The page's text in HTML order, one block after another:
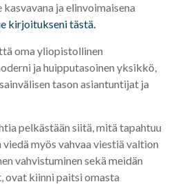
ja elinvoimaisena
kirjoitukseni tästä.
oma yliopistollinen
ja huipputasoinen yksikkö,
tason asiantuntijat ja
pelkästään siitä, mitä tapahtuu
viedä myös vahvaa viestiä valtion
vahvistuminen sekä meidän
ovat kiinni paitsi omasta